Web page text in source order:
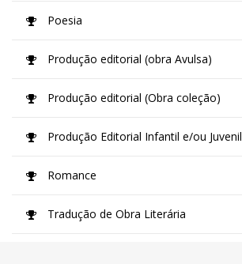
Poesia
Produção editorial (obra Avulsa)
Produção editorial (Obra coleção)
Produção Editorial Infantil e/ou Juvenil
Romance
Tradução de Obra Literária